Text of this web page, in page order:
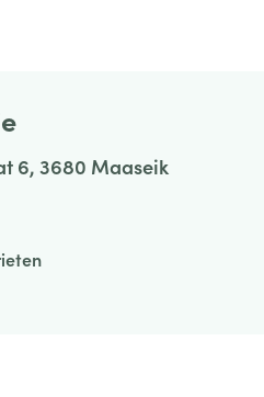
6, 3680 Maaseik